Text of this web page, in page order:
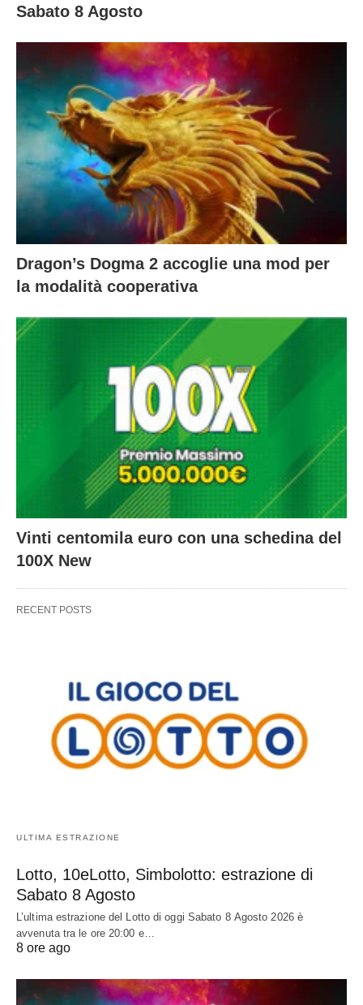
Sabato 8 Agosto
Dragon’s Dogma 2 accoglie una mod per
la modalità cooperativa
Vinti centomila euro con una schedina del
100X New
RECENT POSTS
ULTIMA ESTRAZIONE
Lotto, 10eLotto, Simbolotto: estrazione di
Sabato 8 Agosto
L’ultima estrazione del Lotto di oggi Sabato 8 Agosto 2026 è
avvenuta tra le ore 20:00 e…
8 ore ago